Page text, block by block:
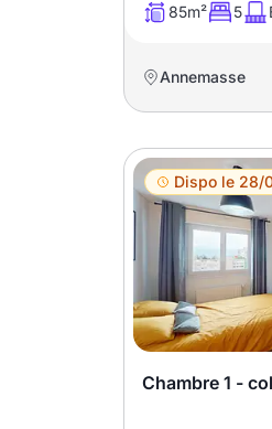
m2
Nombre de chambres
chambres
85m² 5
Annemasse
Dispo le 28/
Chambre 1 -